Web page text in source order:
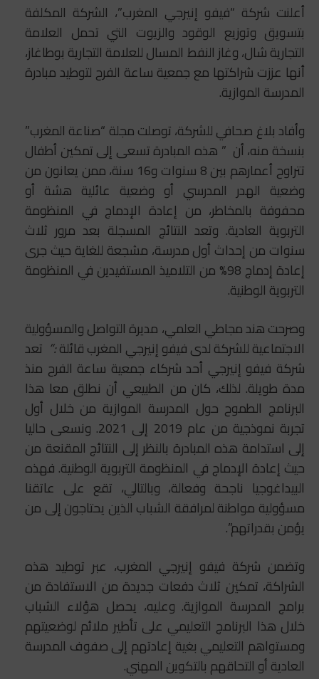
أعلنت شركة “فيفو إنيرجي المغرب”، الشركة المكلفة
بتسويق وتوزيع الوقود والزيوت التي تحمل العلامة
التجارية شال، وغاز النفط المسال للعلامة التجارية بوطاغاز،
أنها عززت شراكتها مع جمعية ساعة الفرح لتوطيد مبادرة
المدرسة الموازية.
وأفاد بلاغ صحافي للشركة، توصلت مجلة “صناعة المغرب”
بنسخة منه، أن ” هذه المبادرة تسعى إلى تمكين أطفال
تتراوح أعمارهم بين 8 سنوات و16 سنة، ممن يعانون من
وضعية الهدر المدرسي أو وضعية عائلية هشة أو
محفوفة بالمخاطر، من إعادة الإدماج في المنظومة
التربوية العادية. وتعد النتائج المسجلة بعد مرور ثلاث
سنوات من إحداث أول مدرسة، مشجعة للغاية حيث جرى
إعادة إدماج 98% من التلاميذ المستفيدين في المنظومة
التربوية الوطنية.
وصرحت هند مجاطي العلمي، مديرة التواصل والمسؤولية
الاجتماعية للشركة لدى فيفو إنيرجي المغرب قائلة:” تعد
شركة فيفو إنيرجي أحد شركاء جمعية ساعة الفرح منذ
مدة طويلة. لذلك، كان من الطبيعي أن نطلق معا هذا
البرنامج الطموح حول المدرسة الموازية من خلال أول
تجربة نموذجية من عام 2019 إلى 2021. ونسعى حاليا
إلى استدامة هذه المبادرة بالنظر إلى النتائج المقنعة من
حيث إعادة الإدماج في المنظومة التربوية الوطنية. فهذه
البيداغوجيا ناجحة وفعالة، وبالتالي، تقع على عاتقنا
مسؤولية مواطنة لمرافقة الشباب الذين يحتاجون إلى من
يؤمن بقدراتهم”.
وتضمن شركة فيفو إنيرجي المغرب، عبر توطيد هذه
الشراكة، تمكين ثلاث دفعات جديدة من الاستفادة من
برامج المدرسة الموازية. وعليه، يحصل هؤلاء الشباب
خلال هذا البرنامج التعليمي على تأطير ملائم لوضعيتهم
ومستواهم التعليمي بغية إعادتهم إلى صفوف المدرسة
العادية أو التحاقهم بالتكوين المهني.